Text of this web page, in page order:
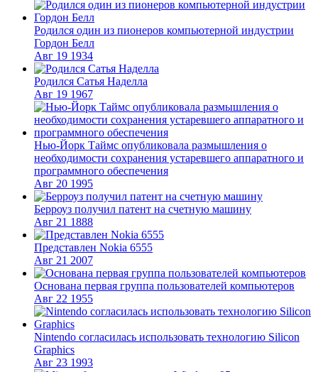
Родился один из пионеров компьютерной индустрии
Гордон Белл
Авг 19 1934
Родился Сатья Наделла
Авг 19 1967
Нью-Йорк Таймс опубликовала размышления о
необходимости сохранения устаревшего аппаратного и
программного обеспечения
Авг 20 1995
Берроуз получил патент на счетную машину
Авг 21 1888
Представлен Nokia 6555
Авг 21 2007
Основана первая группа пользователей компьютеров
Авг 22 1955
Nintendo согласилась использовать технологию Silicon
Graphics
Авг 23 1993